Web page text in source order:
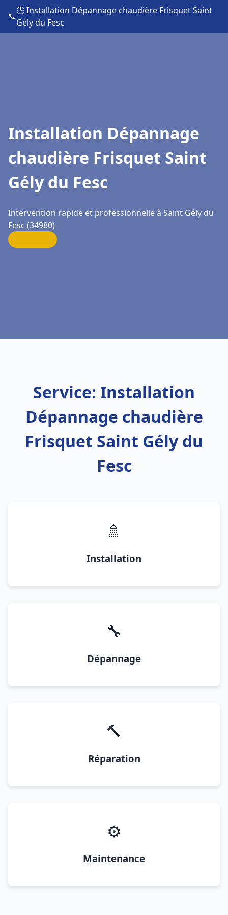
📞
🕒 Installation Dépannage chaudière Frisquet Saint
Gély du Fesc
Installation Dépannage
chaudière Frisquet Saint
Gély du Fesc
Intervention rapide et professionnelle à Saint Gély du
Fesc (34980)
Service: Installation
Dépannage chaudière
Frisquet Saint Gély du
Fesc
🚿
Installation
🔧
Dépannage
🔨
Réparation
⚙️
Maintenance